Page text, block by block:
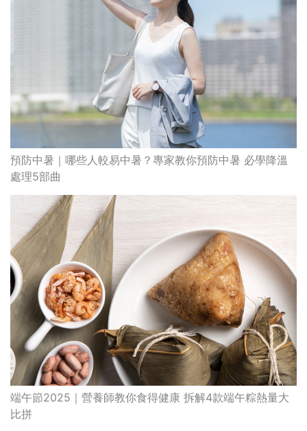
預防中暑｜哪些人較易中暑？專家教你預防中暑 必學降溫
處理5部曲
端午節2025｜營養師教你食得健康 拆解4款端午粽熱量大
比拼